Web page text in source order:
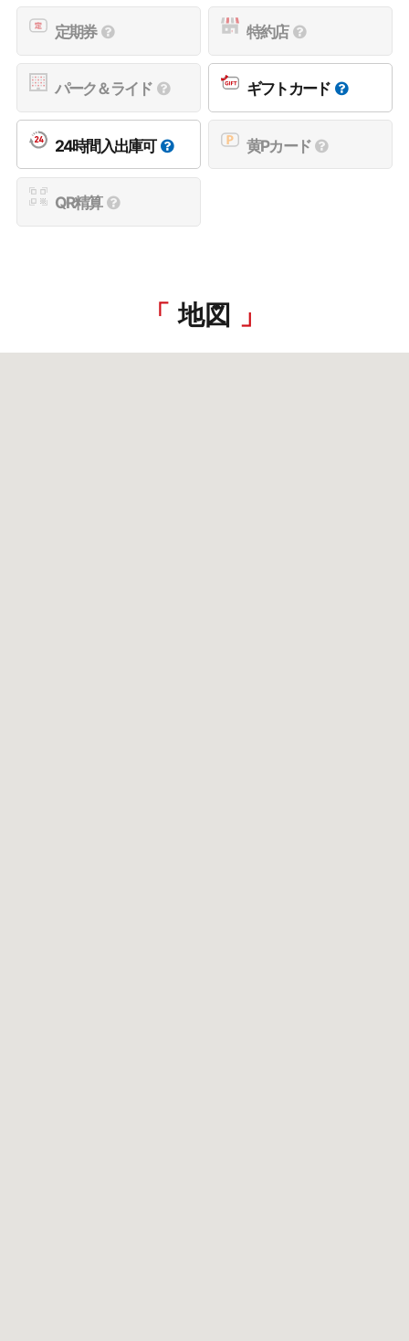
定期券 特約店
パーク＆ライド ギフトカード
24時間入出庫可 黄Pカード
QR精算
地図